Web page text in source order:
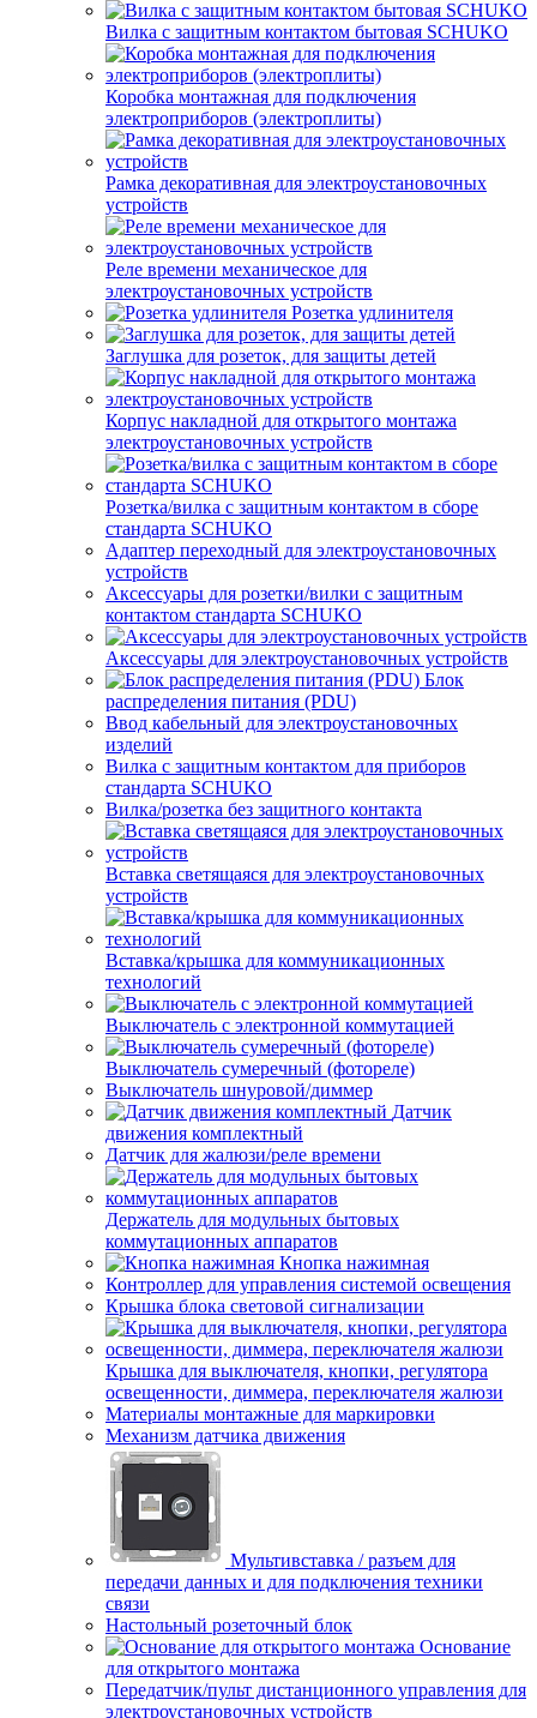
Вилка с защитным контактом бытовая SCHUKO
Коробка монтажная для подключения
электроприборов (электроплиты)
Рамка декоративная для электроустановочных
устройств
Реле времени механическое для
электроустановочных устройств
Розетка удлинителя
Заглушка для розеток, для защиты детей
Корпус накладной для открытого монтажа
электроустановочных устройств
Розетка/вилка с защитным контактом в сборе
стандарта SCHUKO
Адаптер переходный для электроустановочных
устройств
Аксессуары для розетки/вилки с защитным
контактом стандарта SCHUKO
Аксессуары для электроустановочных устройств
Блок
распределения питания (PDU)
Ввод кабельный для электроустановочных
изделий
Вилка с защитным контактом для приборов
стандарта SCHUKO
Вилка/розетка без защитного контакта
Вставка светящаяся для электроустановочных
устройств
Вставка/крышка для коммуникационных
технологий
Выключатель с электронной коммутацией
Выключатель сумеречный (фотореле)
Выключатель шнуровой/диммер
Датчик
движения комплектный
Датчик для жалюзи/реле времени
Держатель для модульных бытовых
коммутационных аппаратов
Кнопка нажимная
Контроллер для управления системой освещения
Крышка блока световой сигнализации
Крышка для выключателя, кнопки, регулятора
освещенности, диммера, переключателя жалюзи
Материалы монтажные для маркировки
Механизм датчика движения
Мультивставка / разъем для
передачи данных и для подключения техники
связи
Настольный розеточный блок
Основание
для открытого монтажа
Передатчик/пульт дистанционного управления для
электроустановочных устройств